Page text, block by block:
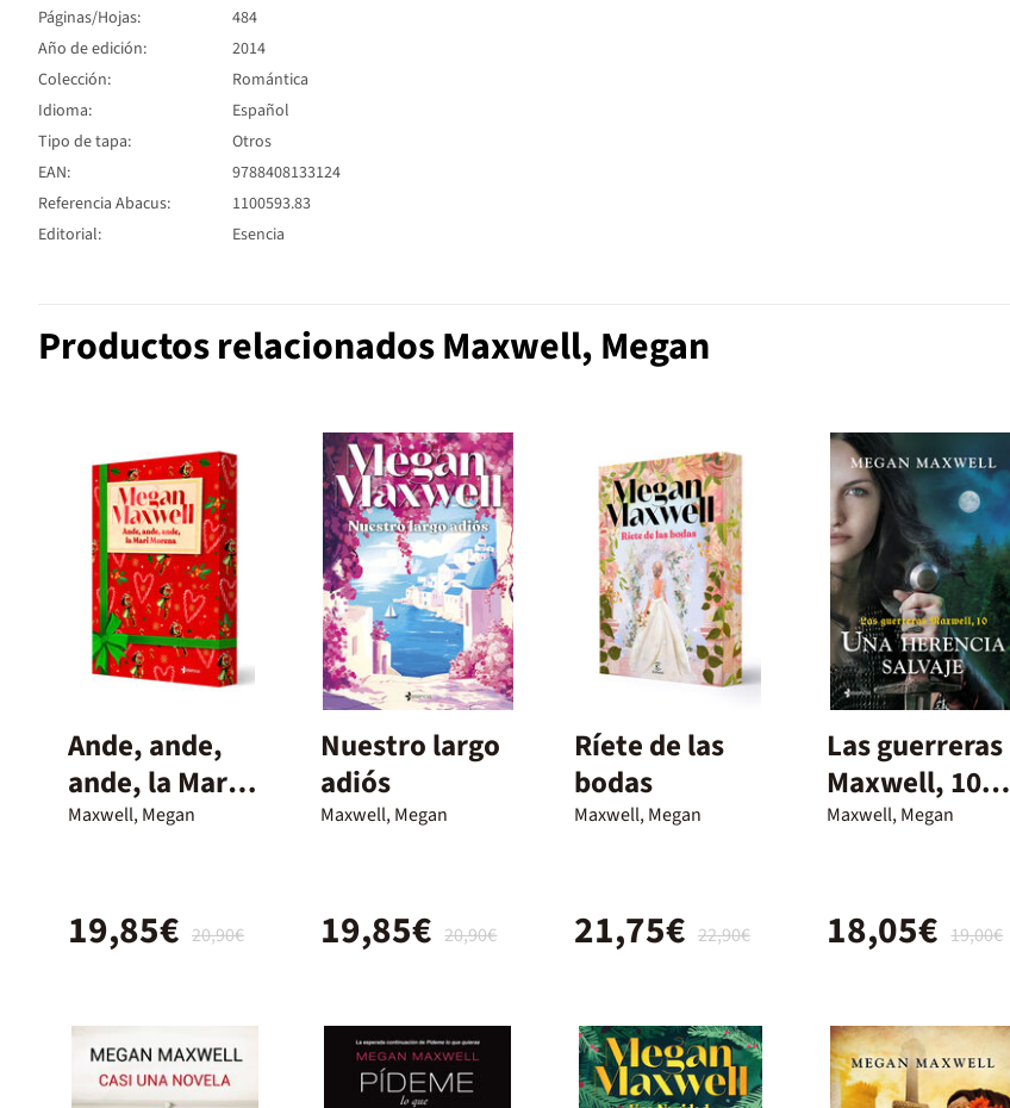
Páginas/Hojas:
484
Año de edición:
2014
Colección:
Romántica
Idioma:
Español
Tipo de tapa:
Otros
EAN:
9788408133124
Referencia Abacus:
1100593.83
Editorial:
Esencia
Productos relacionados Maxwell, Megan
Ande, ande,
ande, la Mari
Morena
Maxwell, Megan
20,90€
19,85€
Nuestro largo
adiós
Maxwell, Megan
20,90€
19,85€
Ríete de las
bodas
Maxwell, Megan
22,90€
21,75€
Las guerreras
Maxwell, 10.
Una herencia
Maxwell, Megan
19,00€
18,05€